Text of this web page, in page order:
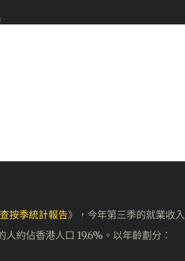
-
按季統計報告》，今年第三季的就業收入
約佔香港人口 19.6%。以年齡劃分：